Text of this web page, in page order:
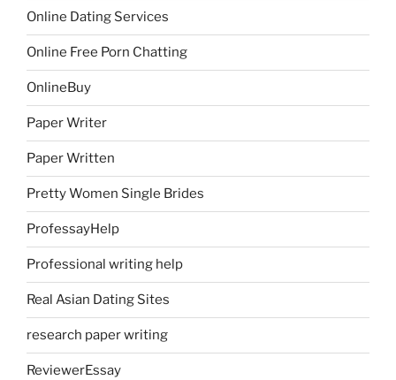
Online Dating Services
Online Free Porn Chatting
OnlineBuy
Paper Writer
Paper Written
Pretty Women Single Brides
ProfessayHelp
Professional writing help
Real Asian Dating Sites
research paper writing
ReviewerEssay